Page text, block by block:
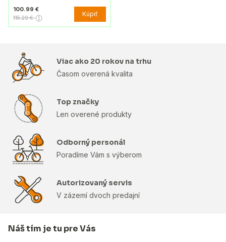
100.99 €
115.29 € Kúpiť
Viac ako 20 rokov na trhu
Časom overená kvalita
Top značky
Len overené produkty
Odborný personál
Poradíme Vám s výberom
Autorizovaný servis
V zázemí dvoch predajní
Náš tím je tu pre Vás